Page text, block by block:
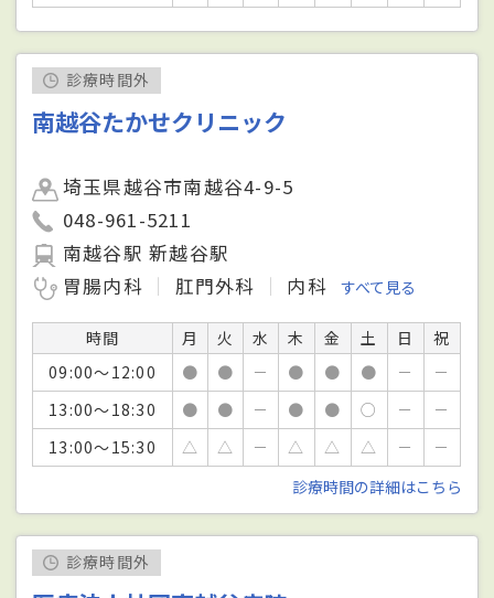
診療時間外
南越谷たかせクリニック
埼玉県越谷市南越谷4-9-5
048-961-5211
南越谷駅 新越谷駅
胃腸内科
肛門外科 内科 すべて見る
時間 月 火 水 木 金 土 日
祝
09:00～12:00
● ● － ● ● ● －
－
13:00～18:30
● ● － ● ● ○ －
－
13:00～15:30
△ △ － △ △ △ －
－
診療時間の詳細はこちら
診療時間外